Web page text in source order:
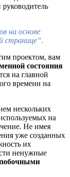
на основе
странице”.
проектом, вам
состояния
на главной
времени на
нескольких
на
Не имея
уже созданных
их
ненужные